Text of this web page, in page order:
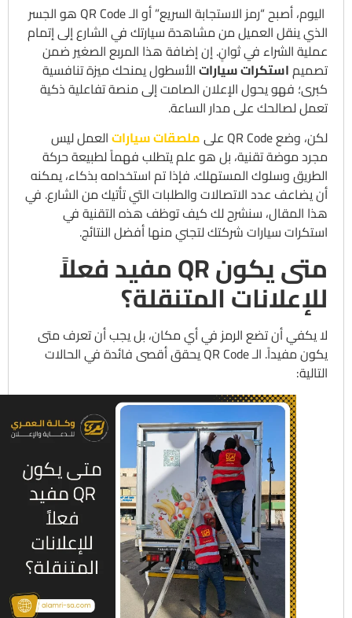
اليوم، أصبح “رمز الاستجابة السريع” أو الـ QR Code هو الجسر
الذي ينقل العميل من مشاهدة سيارتك في الشارع إلى إتمام
عملية الشراء في ثوانٍ. إن إضافة هذا المربع الصغير ضمن
تصميماستكرات سياراتالأسطول يمنحك ميزة تنافسية
كبرى؛ فهو يحول الإعلان الصامت إلى منصة تفاعلية ذكية
تعمل لصالحك على مدار الساعة.
لكن، وضع QR Code على
ملصقات سياراتالعمل ليس
مجرد موضة تقنية، بل هو علم يتطلب فهماً لطبيعة حركة
الطريق وسلوك المستهلك. فإذا تم استخدامه بذكاء، يمكنه
أن يضاعف عدد الاتصالات والطلبات التي تأتيك من الشارع. في
هذا المقال، سنشرح لك كيف توظف هذه التقنية في
استكرات سيارات شركتك لتجني منها أفضل النتائج.
متى يكون QR مفيد فعلاً
للإعلانات المتنقلة؟
لا يكفي أن تضع الرمز في أي مكان، بل يجب أن تعرف متى
يكون مفيداً. الـ QR Code يحقق أقصى فائدة في الحالات
التالية: